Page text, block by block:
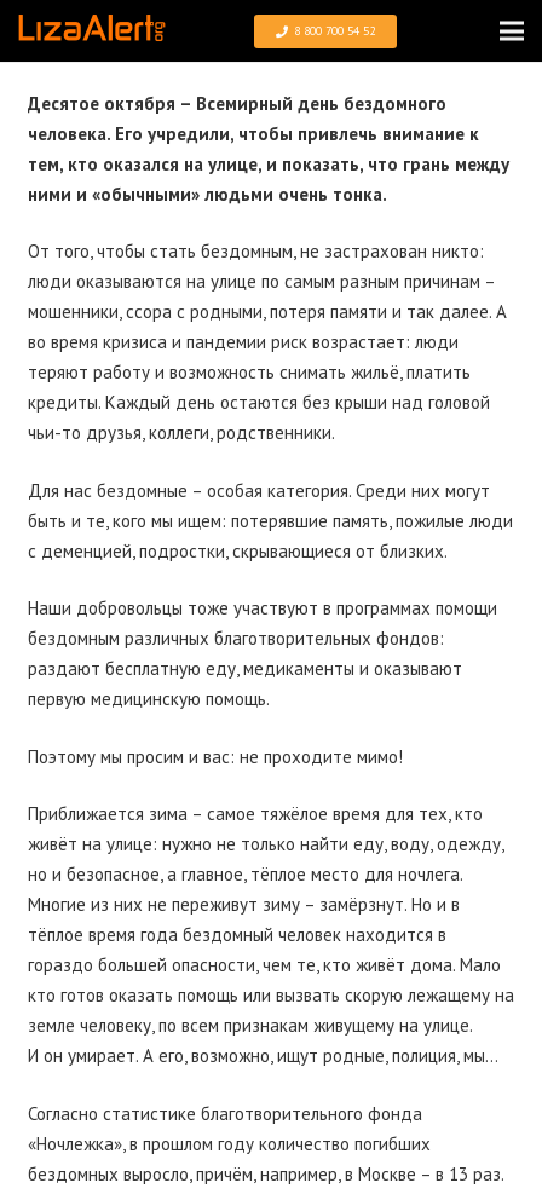
8 800 700 54 52
Десятое октября – Всемирный день бездомного
человека. Его учредили, чтобы привлечь внимание к
тем, кто оказался на улице, и показать, что грань между
ними и «обычными» людьми очень тонка.
От того, чтобы стать бездомным, не застрахован никто:
люди оказываются на улице по самым разным причинам –
мошенники, ссора с родными, потеря памяти и так далее. А
во время кризиса и пандемии риск возрастает: люди
теряют работу и возможность снимать жильё, платить
кредиты. Каждый день остаются без крыши над головой
чьи-то друзья, коллеги, родственники.
Для нас бездомные – особая категория. Среди них могут
быть и те, кого мы ищем: потерявшие память, пожилые люди
с деменцией, подростки, скрывающиеся от близких.
Наши добровольцы тоже участвуют в программах помощи
бездомным различных благотворительных фондов:
раздают бесплатную еду, медикаменты и оказывают
первую медицинскую помощь.
Поэтому мы просим и вас: не проходите мимо!
Приближается зима – самое тяжёлое время для тех, кто
живёт на улице: нужно не только найти еду, воду, одежду,
но и безопасное, а главное, тёплое место для ночлега.
Многие из них не переживут зиму – замёрзнут. Но и в
тёплое время года бездомный человек находится в
гораздо большей опасности, чем те, кто живёт дома. Мало
кто готов оказать помощь или вызвать скорую лежащему на
земле человеку, по всем признакам живущему на улице.
И он умирает. А его, возможно, ищут родные, полиция, мы…
Согласно статистике благотворительного фонда
«Ночлежка», в прошлом году количество погибших
бездомных выросло, причём, например, в Москве – в 13 раз.